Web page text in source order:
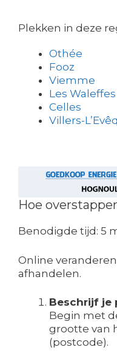
Plekken in deze
Othée
Fooz
Viemme
Les Waleffes
Celles
Villers-
Hoe
Benodigde tijd: 5
Online
afhandelen.
Beschrijf je
Begin met
grootte van
(postcode).